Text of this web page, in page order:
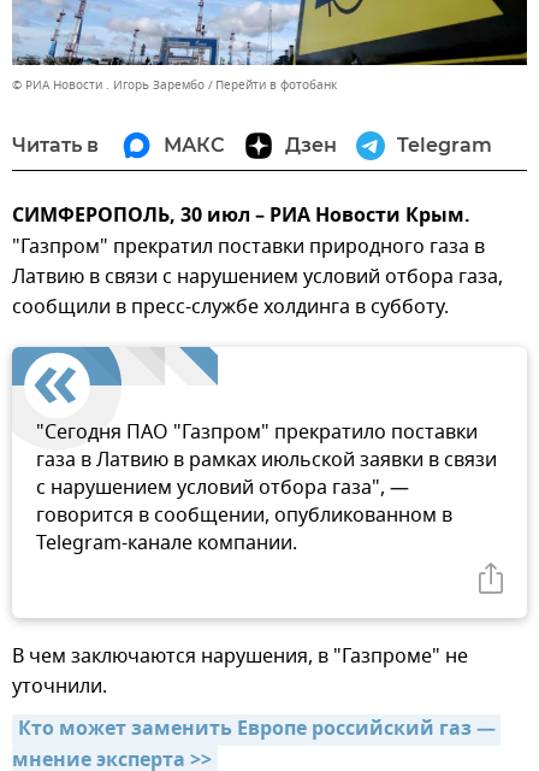
© РИА Новости . Игорь Зарембо Перейти в фотобанк
Читать в МАКС Дзен Telegram
СИМФЕРОПОЛЬ, 30 июл – РИА Новости Крым.
"Газпром" прекратил поставки природного газа в
Латвию в связи с нарушением условий отбора газа,
сообщили в пресс-службе холдинга в субботу.
"Сегодня ПАО "Газпром" прекратило поставки
газа в Латвию в рамках июльской заявки в связи
с нарушением условий отбора газа", —
говорится в сообщении, опубликованном в
Telegram-канале компании.
В чем заключаются нарушения, в "Газпроме" не
уточнили.
Кто может заменить Европе российский газ —
мнение эксперта >>